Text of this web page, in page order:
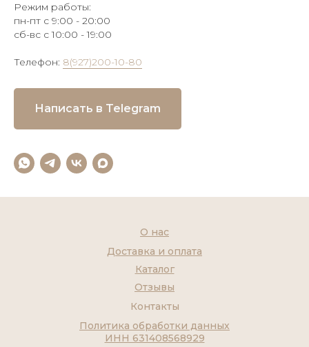
Режим работы:
пн-пт с 9:00 - 20:00
сб-вс с 10:00 - 19:00
Телефон: 8(927)200-10-80
Написать в Telegram
Контакты
Каталог
О нас
Доставка и оплата
Отзывы
Политика обработки данных
ИНН 631408568929